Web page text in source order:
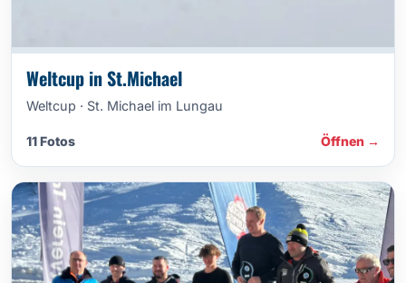
Weltcup in St.Michael
Weltcup · St. Michael im Lungau
11 Fotos Öffnen →